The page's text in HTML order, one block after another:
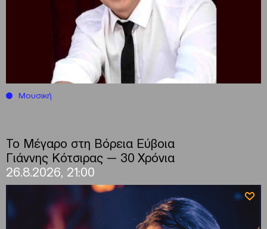
Μουσική
Το Μέγαρο στη Βόρεια Εύβοια
Γιάννης Κότσιρας — 30 Χρόνια
26.8.2026, 21:00